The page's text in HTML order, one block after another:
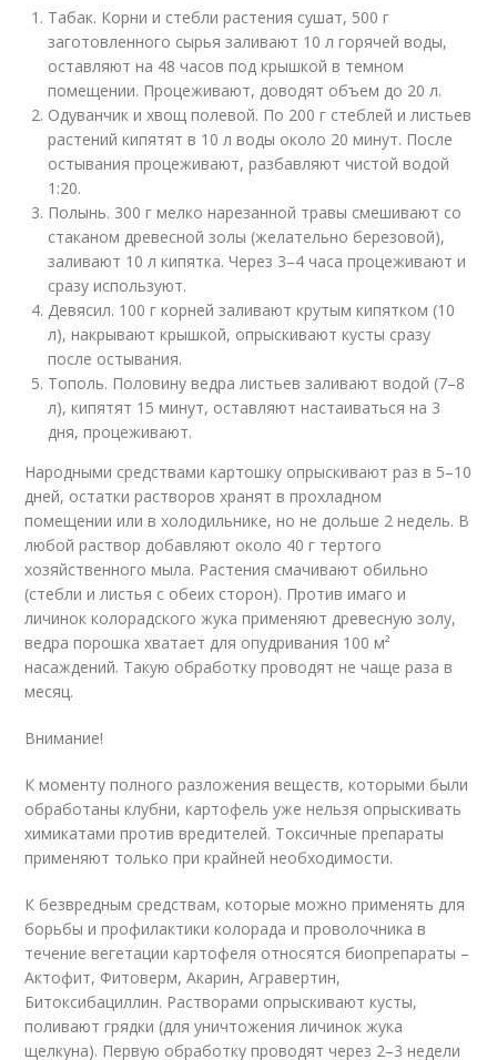
Табак. Корни и стебли растения сушат, 500 г
заготовленного сырья заливают 10 л горячей воды,
оставляют на 48 часов под крышкой в темном
помещении. Процеживают, доводят объем до 20 л.
Одуванчик и хвощ полевой. По 200 г стеблей и листьев
растений кипятят в 10 л воды около 20 минут. После
остывания процеживают, разбавляют чистой водой
1:20.
Полынь. 300 г мелко нарезанной травы смешивают со
стаканом древесной золы (желательно березовой),
заливают 10 л кипятка. Через 3–4 часа процеживают и
сразу используют.
Девясил. 100 г корней заливают крутым кипятком (10
л), накрывают крышкой, опрыскивают кусты сразу
после остывания.
Тополь. Половину ведра листьев заливают водой (7–8
л), кипятят 15 минут, оставляют настаиваться на 3
дня, процеживают.
Народными средствами картошку опрыскивают раз в 5–10
дней, остатки растворов хранят в прохладном
помещении или в холодильнике, но не дольше 2 недель. В
любой раствор добавляют около 40 г тертого
хозяйственного мыла. Растения смачивают обильно
(стебли и листья с обеих сторон). Против имаго и
личинок колорадского жука применяют древесную золу,
ведра порошка хватает для опудривания 100 м²
насаждений. Такую обработку проводят не чаще раза в
месяц.
Внимание!
К моменту полного разложения веществ, которыми были
обработаны клубни, картофель уже нельзя опрыскивать
химикатами против вредителей. Токсичные препараты
применяют только при крайней необходимости.
К безвредным средствам, которые можно применять для
борьбы и профилактики колорада и проволочника в
течение вегетации картофеля относятся биопрепараты –
Актофит, Фитоверм, Акарин, Агравертин,
Битоксибациллин. Растворами опрыскивают кусты,
поливают грядки (для уничтожения личинок жука
щелкуна). Первую обработку проводят через 2–3 недели